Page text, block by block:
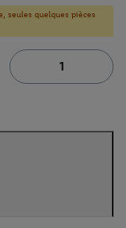
seules quelques pièces